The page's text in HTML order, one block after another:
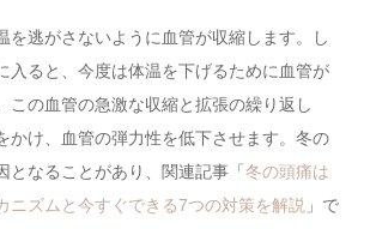
を逃がさないように血管が収縮します。し
入ると、今度は体温を下げるために血管が
この血管の急激な収縮と拡張の繰り返し
かけ、血管の弾力性を低下させます。冬の
となることがあり、関連記事「 冬の頭痛は
ニズムと今すぐできる7つの対策を解説 」で